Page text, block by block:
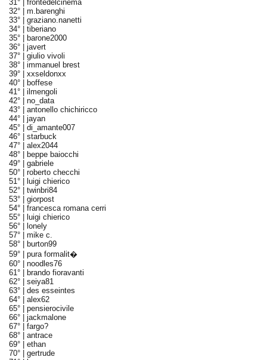
31° | frontedelcinema
32° | m.barenghi
33° | graziano.nanetti
34° | tiberiano
35° |
barone2000
36° | javert
37° | giulio vivoli
38° | immanuel brest
39° | xxseldonxx
40° |
boffese
41° | ilmengoli
42° | no_data
43° | antonello chichiricco
44° | jayan
45° | di_amante007
46° | starbuck
47° | alex2044
48° |
beppe baiocchi
49° | gabriele
50° | roberto checchi
51° |
luigi chierico
52° | twinbri84
53° | giorpost
54° | francesca romana cerri
55° |
luigi chierico
56° |
lonely
57° | mike c.
58° |
burton99
59° | pura formalit�
60° | noodles76
61° |
brando fioravanti
62° | seiya81
63° | des esseintes
64° | alex62
65° | pensierocivile
66° | jackmalone
67° | fargo?
68° | antrace
69° | ethan
70° | gertrude